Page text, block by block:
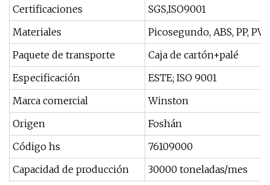
Certificaciones
SGS,ISO9001
Materiales
Picosegundo, ABS, PP,
Paquete de transporte
Caja de cartón+palé
Especificación
ESTE; ISO 9001
Marca comercial
Winston
Origen
Foshán
Código hs
76109000
Capacidad de producción
30000 toneladas/mes